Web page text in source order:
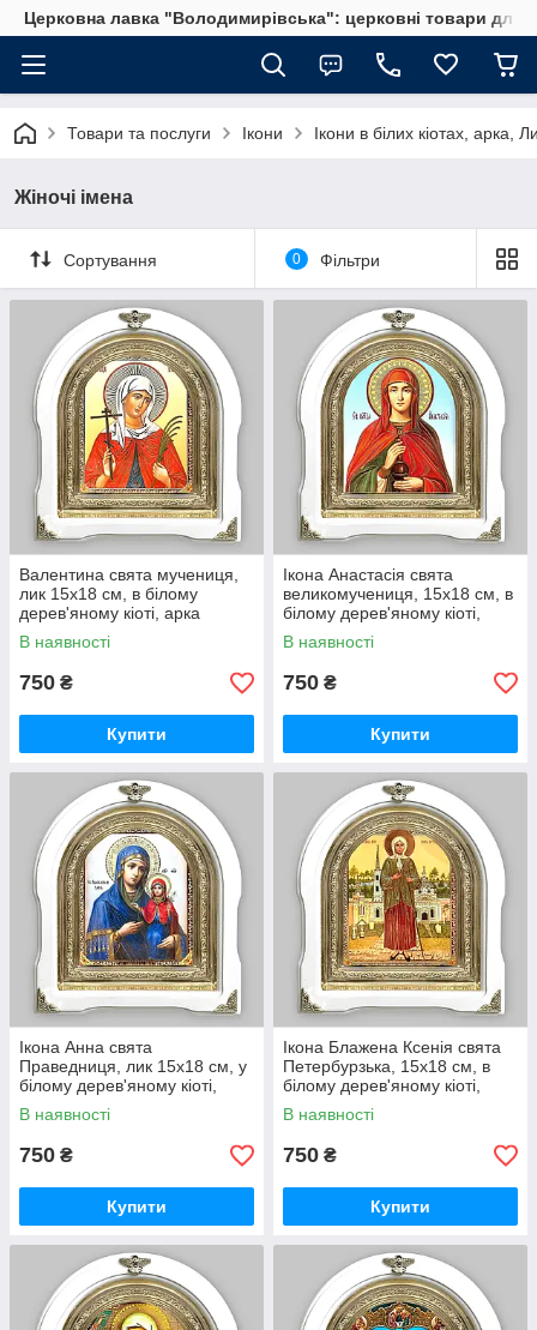
Церковна лавка "Володимирівська": церковні товари для
Товари та послуги Ікони Ікони в білих кіотах, арка,
Жіночі імена
Сортування 0 Фільтри
Валентина свята мучениця,
лик 15х18 см, в білому
дерев'яному кіоті, арка
В наявності
750 ₴
Купити
Ікона Анастасія свята
великомучениця, 15х18 см, в
білому дерев'яному кіоті,
арка
В наявності
750 ₴
Купити
Ікона Анна свята
Праведниця, лик 15х18 см, у
білому дерев'яному кіоті,
арка
В наявності
750 ₴
Купити
Ікона Блажена Ксенія свята
Петербурзька, 15х18 см, в
білому дерев'яному кіоті,
арка
В наявності
750 ₴
Купити